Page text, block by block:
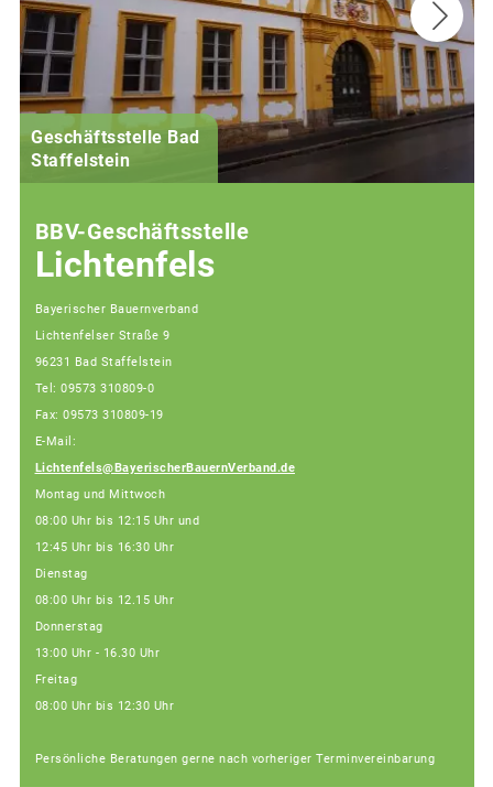
Geschäftsstelle Bad
Staffelstein
BBV-Geschäftsstelle
Lichtenfels
Bayerischer Bauernverband
Lichtenfelser Straße 9
96231 Bad Staffelstein
Tel: 09573 310809-0
Fax: 09573 310809-19
E-Mail:
Lichtenfels@BayerischerBauernVerband.de
Montag und Mittwoch
08:00 Uhr bis 12:15 Uhr und
12:45 Uhr bis 16:30 Uhr
Dienstag
08:00 Uhr bis 12.15 Uhr
Donnerstag
13:00 Uhr - 16.30 Uhr
Freitag
08:00 Uhr bis 12:30 Uhr
Persönliche Beratungen gerne nach vorheriger Terminvereinbarung